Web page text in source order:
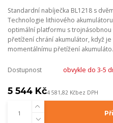
Standardní nabíječka BL1218 s
Technologie lithiového
optimální platformu s
přetížení chrání akumulátor, když
momentálnímu přetížení
Dostupnost obvykle do 3-5
5 544 Kč4 581,82 Kčbez DPH